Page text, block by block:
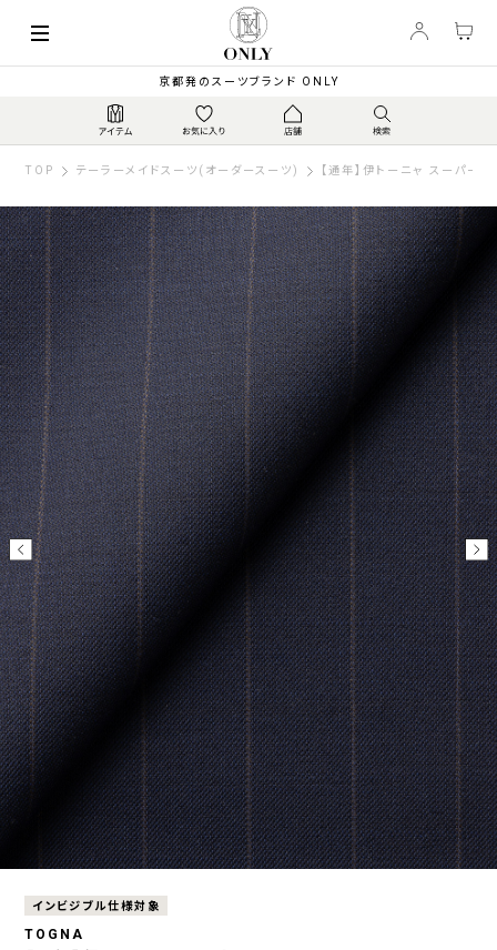
京都発のスーツブランド ONLY
TOP テーラーメイドスーツ(オーダースーツ) 【通年】伊トーニャ スーパー
インビジブル仕様対象
TOGNA